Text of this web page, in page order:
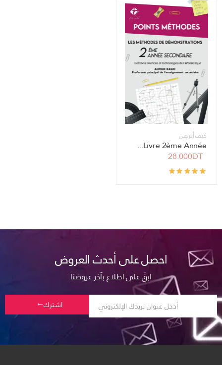
كيف أبرهن
Livre 2ème Année...
28.000DT
احصل على أحدث العروض
ابقَ على اطلاع بآخر عروضنا
اشترك